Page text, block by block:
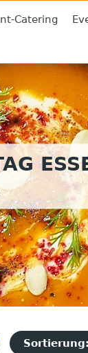
Catering
Sortierung: